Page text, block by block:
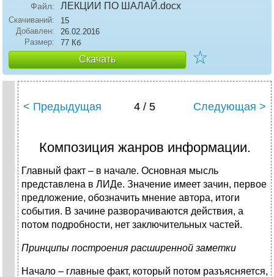
Файл: ЛЕКЦИИ ПО ШАЛАЙ .docx
Скачиваний:
15
Добавлен:
26.02.2016
Размер:
77 Кб
Скачать ☆
< Предыдущая 4 / 5 Следующая >
Композиция жанров информации.
Главный факт – в начале. Основная мысль
представлена в ЛИДе. Значение имеет зачин, первое
предложение, обозначить мнение автора, итоги
события. В зачине разворачиваются действия, а
потом подробности, нет заключительных частей.
Принципы построения расширенной заметки
Начало – главные факт, который потом разъясняется,